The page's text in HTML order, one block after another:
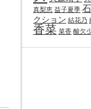
真梨恵 益子夏季
クション 結花乃
香菜 菜香 酸欠